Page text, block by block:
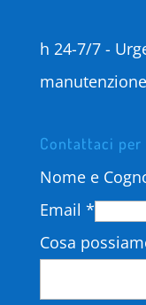
h 24-7/7 -
manutenzione
Contattaci per
Nome e
Email *
Cosa